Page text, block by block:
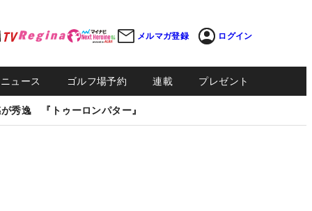
メルマガ登録 ログイン
ュース ゴルフ場予約 連載 プレゼント
秀逸 『トゥーロンパター』